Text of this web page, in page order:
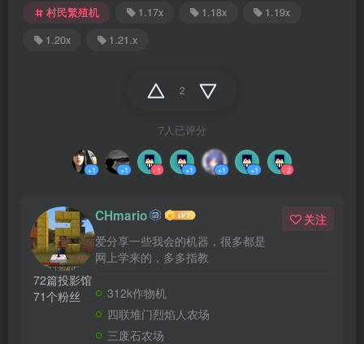
村民繁殖机 1.17x 1.18x
1.19x
1.20x
1.21.x
2
7人已评分
+1 +1 -1 +1 +1 +1 -2
72篇投影馆
71个粉丝
CHmario
爱分享一些我会的机器，很多都是
网上学来的，多多指教
关注
312k作物机
四联堆门烈焰人农场
三废石农场